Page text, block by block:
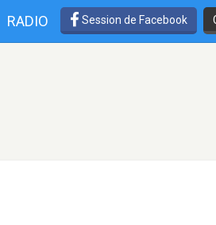
RADIO Session de Facebook